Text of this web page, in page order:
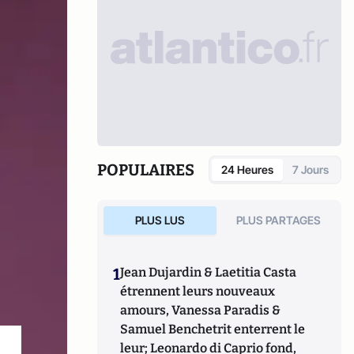
POPULAIRES 24 Heures 7 Jours
PLUS LUS PLUS PARTAGES
1Jean Dujardin & Laetitia Casta
étrennent leurs nouveaux
amours, Vanessa Paradis &
Samuel Benchetrit enterrent le
leur; Leonardo di Caprio fond,